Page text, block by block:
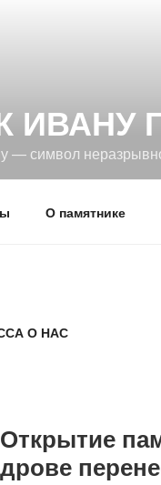
ИВАНУ
— символ
О памятнике
О НАС